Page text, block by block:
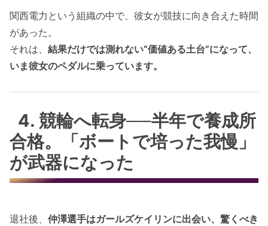
関西電力という組織の中で、彼女が競技に向き合えた時間
があった。
それは、 結果だけでは測れない“価値ある土台”になって、
いま彼女のペダルに乗っています。
4. 競輪へ転身──半年で養成所
合格。「ボートで培った我慢」
が武器になった
退社後、 仲澤選手はガールズケイリンに出会い、驚くべき